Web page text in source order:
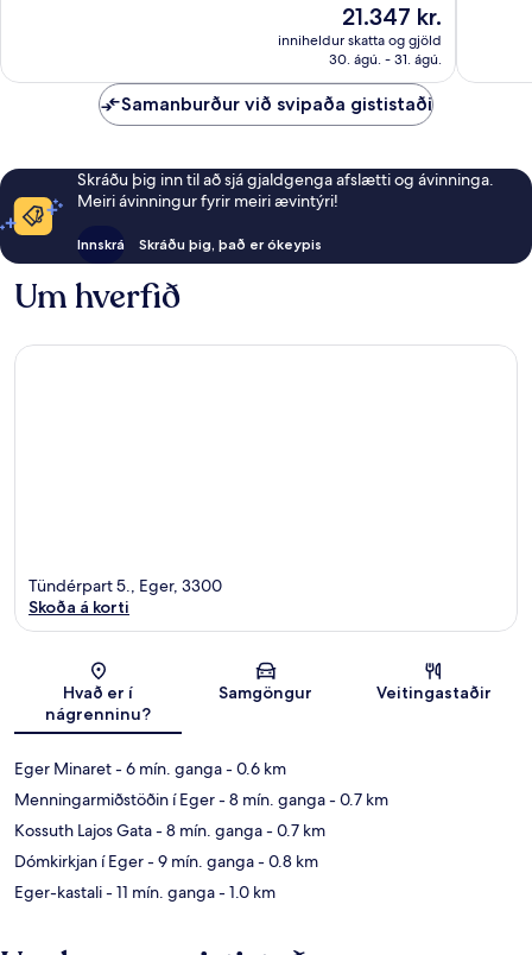
Verðið
er
21.347 kr.
21.347 kr.
inniheldur skatta og gjöld
30. ágú. - 31. ágú.
Samanburður við svipaða gististaði
Skráðu þig inn til að sjá gjaldgenga afslætti og ávinninga.
Meiri ávinningur fyrir meiri ævintýri!
Innskrá Skráðu þig, það er ókeypis
Um hverfið
Kort
Tündérpart 5., Eger, 3300
Skoða á korti
Hvað er í
nágrenninu?
Samgöngur Veitingastaðir
Eger Minaret- 6 mín. ganga- 0.6 km
Menningarmiðstöðin í Eger- 8 mín. ganga- 0.7 km
Kossuth Lajos Gata- 8 mín. ganga- 0.7 km
Dómkirkjan í Eger- 9 mín. ganga- 0.8 km
Eger-kastali- 11 mín. ganga- 1.0 km